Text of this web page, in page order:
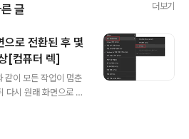
글 더보기
으로 전환된 후 몇
[컴퓨터 렉]
같이 모든 작업이 멈춘
다시 원래 화면으로 돌
가 메모리를 9